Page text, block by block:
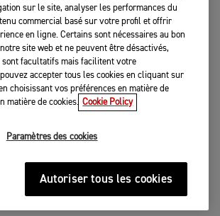
sur le site, analyser les performances du
commercial basé sur votre profil et offrir
en ligne. Certains sont nécessaires au bon
site web et ne peuvent être désactivés,
sont facultatifs mais facilitent votre
accepter tous les cookies en cliquant sur
choisissant vos préférences en matière de
matière de cookies. Cookie Policy
Paramètres des cookies
Autoriser tous les cookies